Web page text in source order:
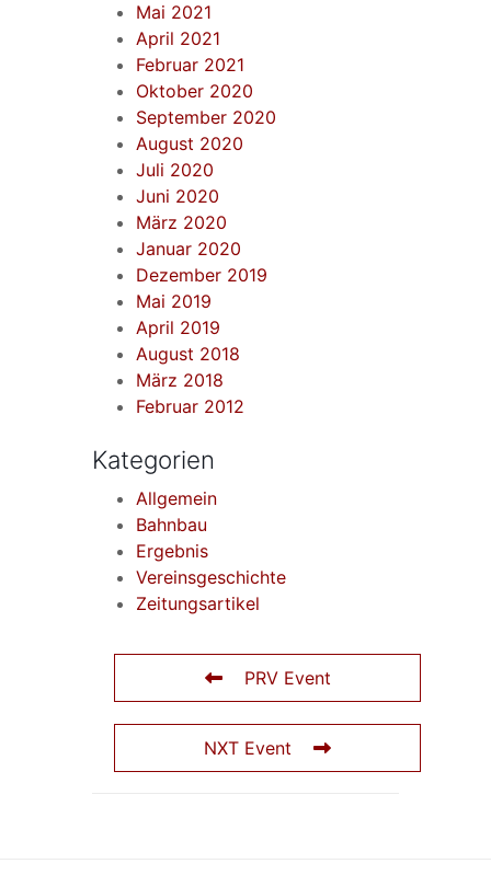
Mai 2021
April 2021
Februar 2021
Oktober 2020
September 2020
August 2020
Juli 2020
Juni 2020
März 2020
Januar 2020
Dezember 2019
Mai 2019
April 2019
August 2018
März 2018
Februar 2012
Kategorien
Allgemein
Bahnbau
Ergebnis
Vereinsgeschichte
Zeitungsartikel
PRV Event
NXT Event